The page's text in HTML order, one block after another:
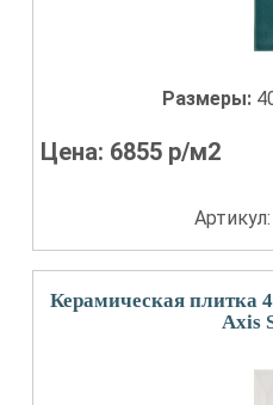
Размеры:
Цена: 6855 р/м2
Керамическая плитка
Axis